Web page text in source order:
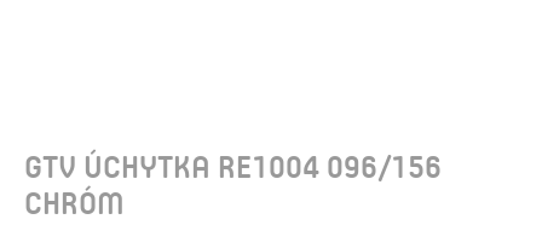
GTV ÚCHYTKA RE1004 096/156
CHRÓM